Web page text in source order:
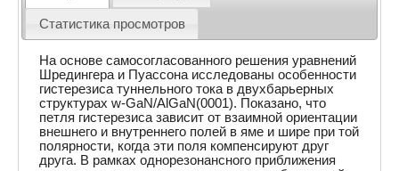
Статистика просмотров
На основе самосогласованного решения уравнений
Шредингера и Пуассона исследованы особенности
гистерезиса туннельного тока в двухбарьерных
структурах w-GaN/AlGaN(0001). Показано, что
петля гистерезиса зависит от взаимной ориентации
внешнего и внутреннего полей в яме и шире при той
полярности, когда эти поля компенсируют друг
друга. В рамках однорезонансного приближения